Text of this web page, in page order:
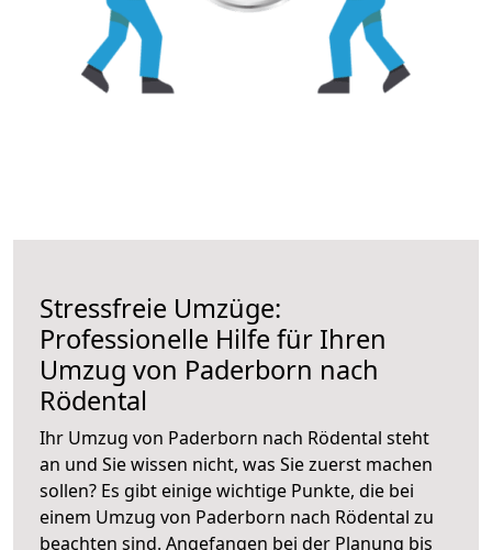
Stressfreie Umzüge:
Professionelle Hilfe für Ihren
Umzug von Paderborn nach
Rödental
Ihr Umzug von Paderborn nach Rödental steht
an und Sie wissen nicht, was Sie zuerst machen
sollen? Es gibt einige wichtige Punkte, die bei
einem Umzug von Paderborn nach Rödental zu
beachten sind. Angefangen bei der Planung bis